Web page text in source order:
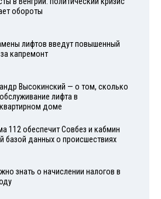
обороты
лифтов введут повышенный
капремонт
Высокинский — о том, сколько
лифта в
доме
112 обеспечит Совбез и кабмин
базой данных о происшествиях
знать о начислении налогов в